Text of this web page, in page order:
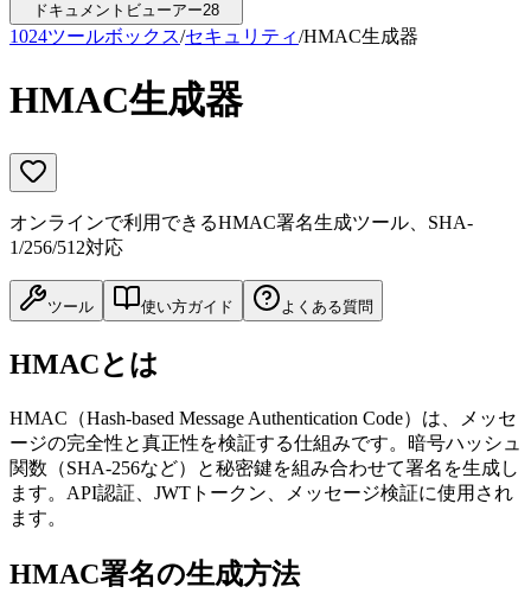
ドキュメントビューアー28
1024ツールボックス/セキュリティ/HMAC生成器
HMAC生成器
オンラインで利用できるHMAC署名生成ツール、SHA-
1/256/512対応
ツール 使い方ガイド よくある質問
HMACとは
HMAC（Hash-based Message Authentication Code）は、メッセ
ージの完全性と真正性を検証する仕組みです。暗号ハッシュ
関数（SHA-256など）と秘密鍵を組み合わせて署名を生成し
ます。API認証、JWTトークン、メッセージ検証に使用され
ます。
HMAC署名の生成方法